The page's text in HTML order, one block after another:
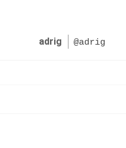
adrig @adrig